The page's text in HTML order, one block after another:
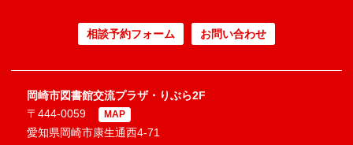
相談予約フォーム お問い合わせ
岡崎市図書館交流プラザ・りぶら2F
〒444-0059
MAP
愛知県岡崎市康生通西4-71